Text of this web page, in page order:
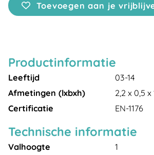
Toevoegen aan je
Productinformatie
Leeftijd
03-14
Afmetingen (lxbxh)
2,2 x 0,5 x
Certificatie
EN-1176
Technische informatie
Valhoogte
1